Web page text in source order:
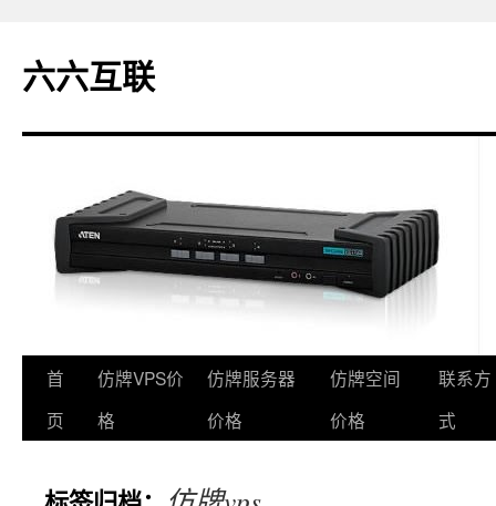
六六互联
跳
至
首
页
仿牌VPS价
格
仿牌服务器
价格
仿牌空间
价格
联系方
式